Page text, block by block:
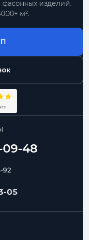
фасонных изделий.
м².
92
05